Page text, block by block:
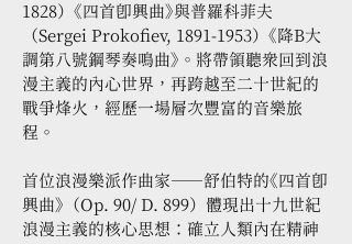
1828）《四首即興曲》與普羅科菲夫
（Sergei Prokofiev, 1891-1953）《降B大
調第八號鋼琴奏鳴曲》。將帶領聽眾回到浪
漫主義的內心世界，再跨越至二十世紀的
戰爭烽火，經歷一場層次豐富的音樂旅
程。
首位浪漫樂派作曲家——舒伯特的《四首即
興曲》（Op. 90/ D. 899）體現出十九世紀
浪漫主義的核心思想：確立人類內在精神